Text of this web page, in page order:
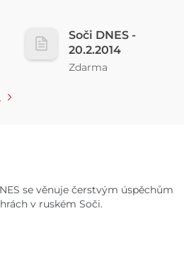
Soči DNES -
20.2.2014
Zdarma
se věnuje čerstvým úspěchům
v ruském Soči.